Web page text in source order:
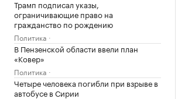
Трамп подписал указы,
ограничивающие право на
гражданство по рождению
Политика
В Пензенской области ввели план
«Ковер»
Политика
Четыре человека погибли при взрыве в
автобусе в Сирии